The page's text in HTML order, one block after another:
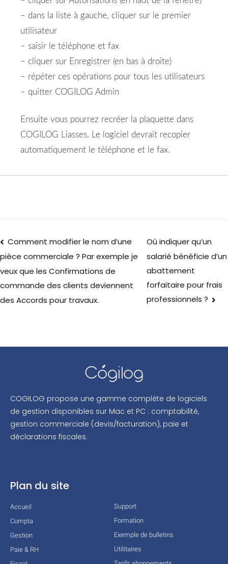
– dans la liste à gauche, cliquer sur le premier
utilisateur
– saisir le téléphone et fax
– cliquer sur Enregistrer (en bas à droite)
– répéter ces opérations pour tous les utilisateurs
– quitter COGILOG Admin
Ensuite vous pourrez recréer la plaquette dans
COGILOG Liasses. Le logiciel devrait recopier
automatiquement le téléphone et le fax.
Comment modifier le nom d’une
pièce commerciale ? Par exemple je
veux que les Confirmations de
commande des clients deviennent
des Accords pour travaux.
Où indiquer qu’un
salarié bénéficie d’un
abattement
forfaitaire pour frais
professionnels ?
COGILOG propose une gamme complète de logiciels
de gestion disponibles sur Mac et PC : comptabilité,
gestion commerciale (devis/facturation), paie et
déclarations fiscales.
Plan du site
Accueil
Compta
Gestion
Paie & RH
Support
Formation
Exemple de bulletins
Utilitaires